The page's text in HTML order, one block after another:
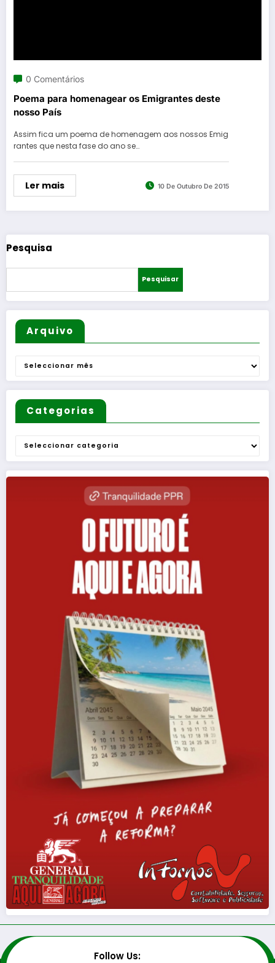
0 Comentários
Poema para homenagear os Emigrantes deste
nosso País
Assim fica um poema de homenagem aos nossos Emig
rantes que nesta fase do ano se…
Ler mais 10 De Outubro De 2015
Pesquisa
Pesquisar
Arquivo
Arquivo
Categorias
Categorias
Follow Us: